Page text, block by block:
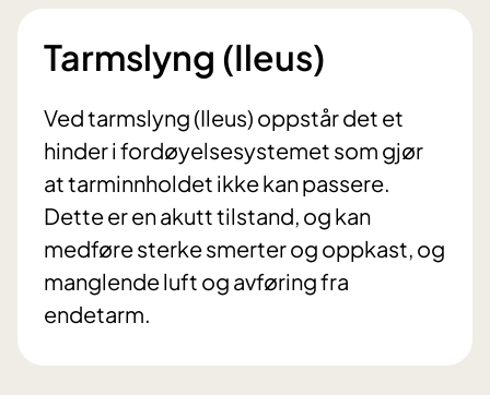
Tarmslyng (Ileus)
Ved tarmslyng (Ileus) oppstår det et
hinder i fordøyelsesystemet som gjør
at tarminnholdet ikke kan passere.
Dette er en akutt tilstand, og kan
medføre sterke smerter og oppkast, og
manglende luft og avføring fra
endetarm.